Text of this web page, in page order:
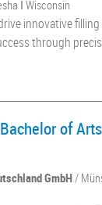
ǀ Wisconsin
innovative
through
of
GmbH/